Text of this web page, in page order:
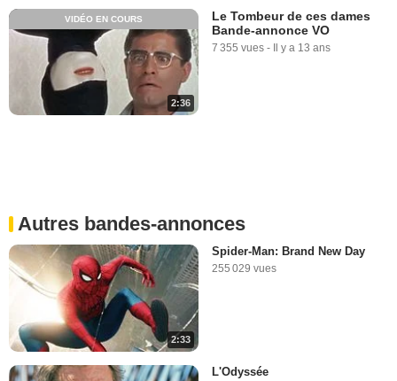
2:36
VIDÉO EN COURS
Le Tombeur de ces dames
Bande-annonce VO
7 355 vues - Il y a 13 ans
Autres bandes-annonces
2:33
Spider-Man: Brand New Day
255 029 vues
L'Odyssée